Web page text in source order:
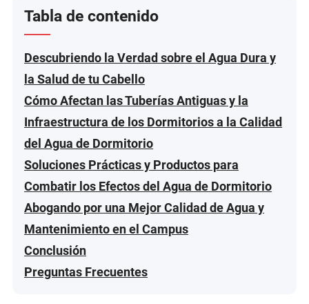
Tabla de contenido
Descubriendo la Verdad sobre el Agua Dura y
la Salud de tu Cabello
Cómo Afectan las Tuberías Antiguas y la
Infraestructura de los Dormitorios a la Calidad
del Agua de Dormitorio
Soluciones Prácticas y Productos para
Combatir los Efectos del Agua de Dormitorio
Abogando por una Mejor Calidad de Agua y
Mantenimiento en el Campus
Conclusión
Preguntas Frecuentes